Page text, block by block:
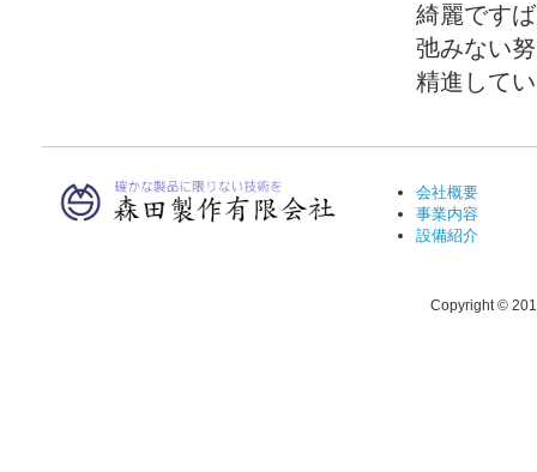
綺麗です
弛みない
精進して
会社概要
事業内容
設備紹介
Copyright ©